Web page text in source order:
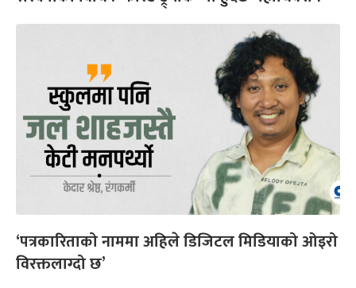
‘पत्रकारिताको नाममा अहिले डिजिटल मिडियाको ओइरो
विरक्तलाग्दो छ’